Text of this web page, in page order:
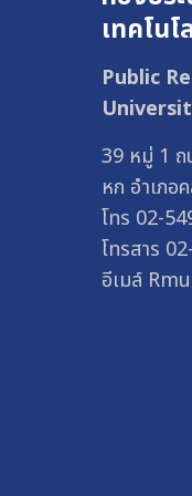
เทคโน
Public
39 หมู่ 1 ถ
หก อำเภ
โทร 02-
โทรสาร
อีเมล์